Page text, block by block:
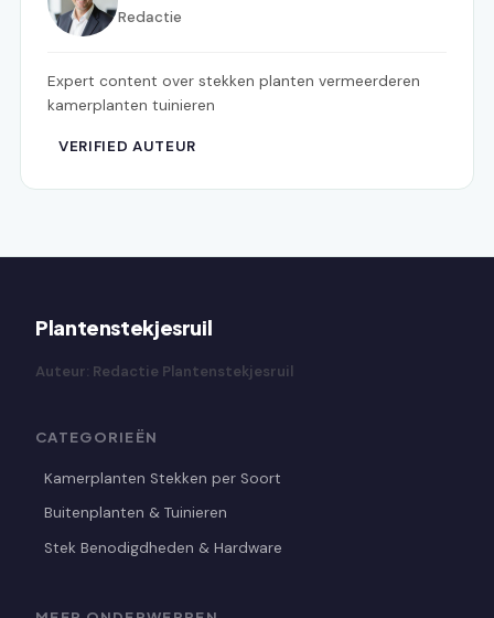
Redactie
Expert content over stekken planten vermeerderen
kamerplanten tuinieren
VERIFIED AUTEUR
Plantenstekjesruil
Auteur: Redactie Plantenstekjesruil
CATEGORIEËN
Kamerplanten Stekken per Soort
Buitenplanten & Tuinieren
Stek Benodigdheden & Hardware